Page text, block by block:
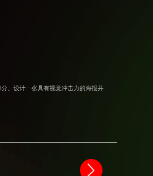
。设计一张具有视觉冲击力的海报并